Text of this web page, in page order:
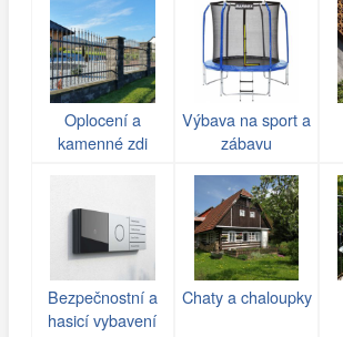
Oplocení a
kamenné zdi
Výbava na sport a
zábavu
Bezpečnostní a
hasicí vybavení
Chaty a chaloupky